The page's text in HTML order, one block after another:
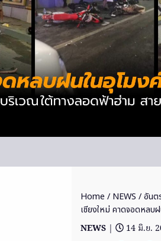
Home / NEWS / อันต
เชียงใหม่ คาดจอดหลบ
NEWS |
14 มิ.ย.